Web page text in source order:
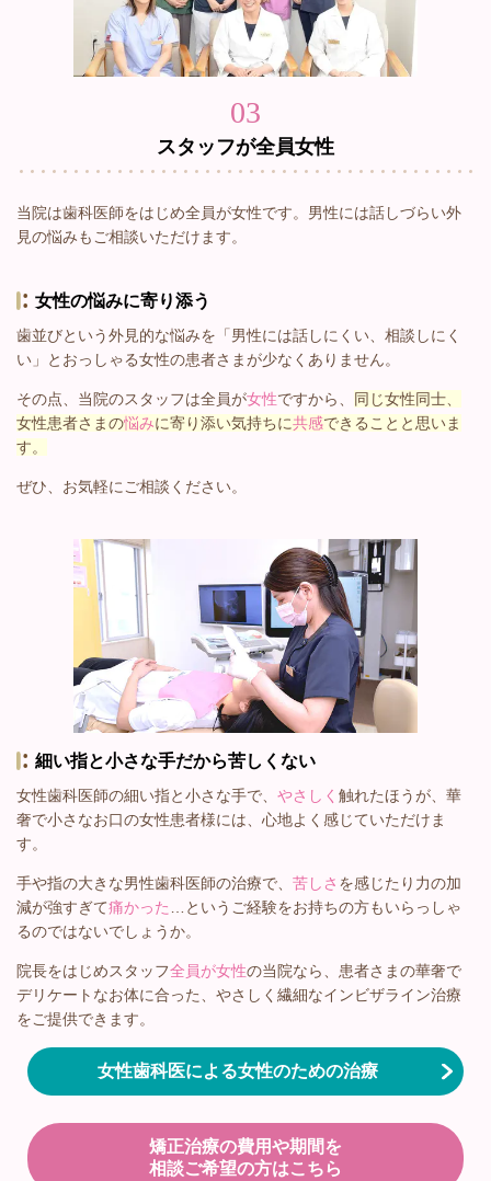
03
スタッフが全員女性
当院は歯科医師をはじめ全員が女性です。男性には話しづらい外
見の悩みもご相談いただけます。
女性の悩みに寄り添う
歯並びという外見的な悩みを「男性には話しにくい、相談しにく
い」とおっしゃる女性の患者さまが少なくありません。
その点、当院のスタッフは全員が女性ですから、
同じ女性同士、
女性患者さまの悩みに寄り添い気持ちに共感できることと思いま
す。
ぜひ、お気軽にご相談ください。
細い指と小さな手だから苦しくない
女性歯科医師の細い指と小さな手で、 やさしく 触れたほうが、華
奢で小さなお口の女性患者様には、心地よく感じていただけま
す。
手や指の大きな男性歯科医師の治療で、 苦しさ を感じたり力の加
減が強すぎて痛かった …というご経験をお持ちの方もいらっしゃ
るのではないでしょうか。
院長をはじめスタッフ全員が女性の当院なら、患者さまの華奢で
デリケートなお体に合った、やさしく繊細なインビザライン治療
をご提供できます。
女性歯科医による女性のための治療
矯正治療の費用や期間を
相談ご希望の方はこちら